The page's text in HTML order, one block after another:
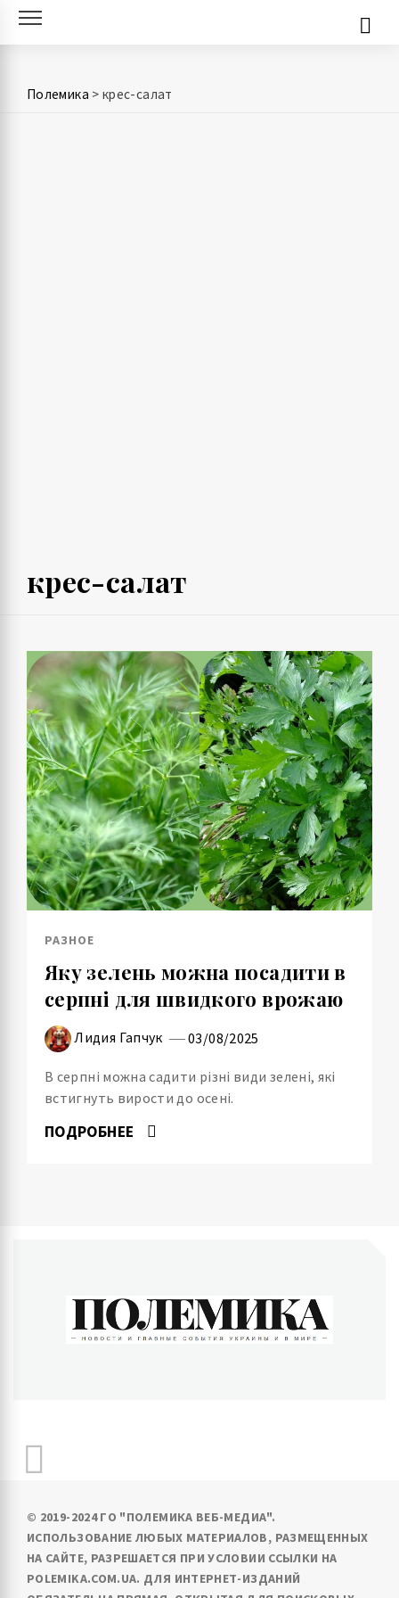
Skip
Полемика > крес-салат
крес-салат
РАЗНОЕ
Яку зелень можна посадити в
серпні для швидкого врожаю
Лидия Гапчук 03/08/2025
В серпні можна садити різні види зелені, які
встигнуть вирости до осені.
ПОДРОБНЕЕ
© 2019-2024 ГО "ПОЛЕМИКА ВЕБ-МЕДИА".
ИСПОЛЬЗОВАНИЕ ЛЮБЫХ МАТЕРИАЛОВ, РАЗМЕЩЕННЫХ
НА САЙТЕ, РАЗРЕШАЕТСЯ ПРИ УСЛОВИИ ССЫЛКИ НА
POLEMIKA.COM.UA. ДЛЯ ИНТЕРНЕТ-ИЗДАНИЙ